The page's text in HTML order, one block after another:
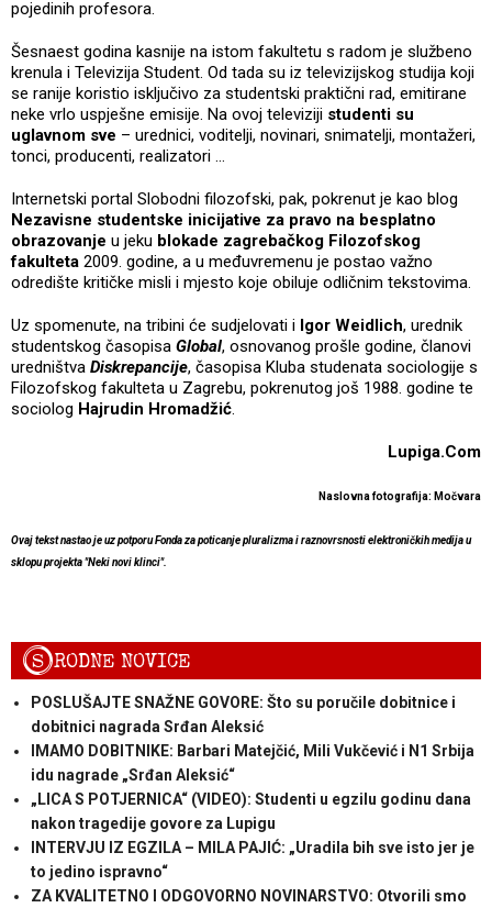
pojedinih profesora.
Šesnaest godina kasnije na istom fakultetu s radom je službeno
krenula i Televizija Student. Od tada su iz televizijskog studija koji
se ranije koristio isključivo za studentski praktični rad, emitirane
neke vrlo uspješne emisije. Na ovoj televiziji studenti su
uglavnom sve – urednici, voditelji, novinari, snimatelji, montažeri,
tonci, producenti, realizatori …
Internetski portal Slobodni filozofski, pak, pokrenut je kao blog
Nezavisne studentske inicijative za pravo na besplatno
obrazovanje u jeku blokade zagrebačkog Filozofskog
fakulteta 2009. godine, a u međuvremenu je postao važno
odredište kritičke misli i mjesto koje obiluje odličnim tekstovima.
Uz spomenute, na tribini će sudjelovati i Igor Weidlich, urednik
studentskog časopisa Global, osnovanog prošle godine, članovi
uredništva Diskrepancije, časopisa Kluba studenata sociologije s
Filozofskog fakulteta u Zagrebu, pokrenutog još 1988. godine te
sociolog Hajrudin Hromadžić
Lupiga.Com
Naslovna fotografija: Močvara
Ovaj tekst nastao je uz potporu Fonda za poticanje pluralizma i raznovrsnosti elektroničkih medija u
sklopu projekta "Neki novi klinci".
SRODNE NOVICE
POSLUŠAJTE SNAŽNE GOVORE: Što su poručile dobitnice i
dobitnici nagrada Srđan Aleksić
IMAMO DOBITNIKE: Barbari Matejčić, Mili Vukčević i N1 Srbija
idu nagrade „Srđan Aleksić“
„LICA S POTJERNICA“ (VIDEO): Studenti u egzilu godinu dana
nakon tragedije govore za Lupigu
INTERVJU IZ EGZILA – MILA PAJIĆ: „Uradila bih sve isto jer je
to jedino ispravno“
ZA KVALITETNO I ODGOVORNO NOVINARSTVO: Otvorili smo